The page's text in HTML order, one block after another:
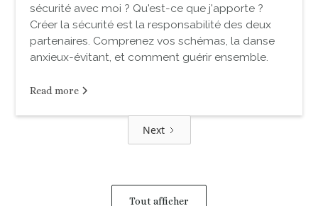
sécurité avec moi ? Qu'est-ce que j'apporte ?
Créer la sécurité est la responsabilité des deux
partenaires. Comprenez vos schémas, la danse
anxieux-évitant, et comment guérir ensemble.
Read more
Next
Tout afficher